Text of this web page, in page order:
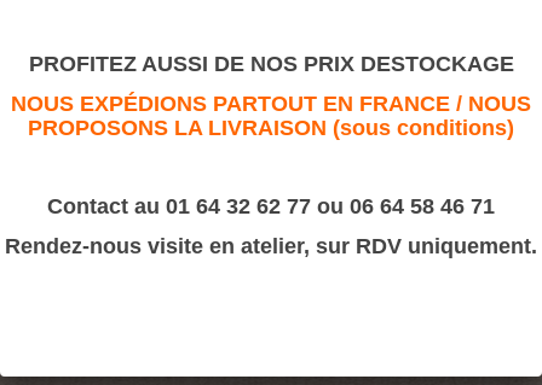
PROFITEZ AUSSI DE NOS PRIX DESTOCKAGE
NOUS EXPÉDIONS PARTOUT EN FRANCE / NOUS
PROPOSONS LA LIVRAISON (sous conditions)
Contact au 01 64 32 62 77 ou 06 64 58 46 71
Rendez-nous visite en atelier, sur RDV uniquement.